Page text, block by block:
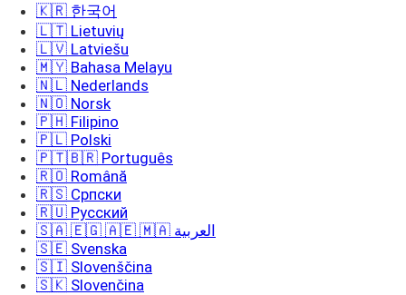
🇰🇷 한국어
🇱🇹 Lietuvių
🇱🇻 Latviešu
🇲🇾 Bahasa Melayu
🇳🇱 Nederlands
🇳🇴 Norsk
🇵🇭 Filipino
🇵🇱 Polski
🇵🇹🇧🇷 Português
🇷🇴 Română
🇷🇸 Српски
🇷🇺 Русский
🇸🇦 🇪🇬 🇦🇪 🇲🇦 العربية
🇸🇪 Svenska
🇸🇮 Slovenščina
🇸🇰 Slovenčina